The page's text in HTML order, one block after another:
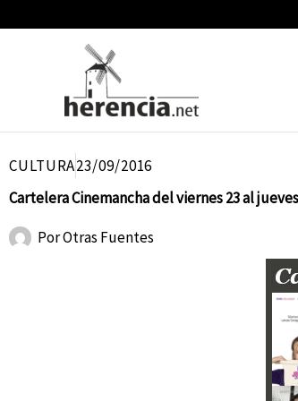
CULTURA23/09/2016
Cartelera Cinemancha del viernes 23 al
PorOtras Fuentes